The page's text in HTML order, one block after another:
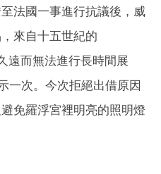
法國一事進行抗議後，威
來自十五世紀的
遠而無法進行長時間展
一次。今次拒絕出借原因
免羅浮宮裡明亮的照明燈